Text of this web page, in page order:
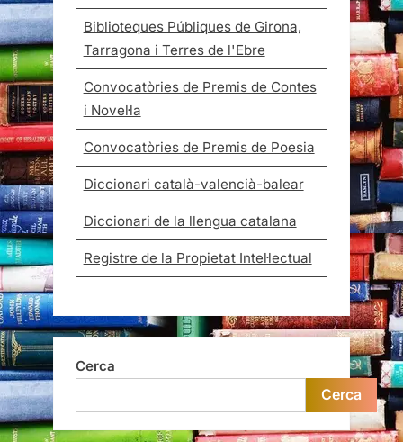
Biblioteques Públiques de Girona,
Tarragona i Terres de l'Ebre
Convocatòries de Premis de Contes
i Novel·la
Convocatòries de Premis de Poesia
Diccionari català-valencià-balear
Diccionari de la llengua catalana
Registre de la Propietat Intel·lectual
Cerca
Cerca